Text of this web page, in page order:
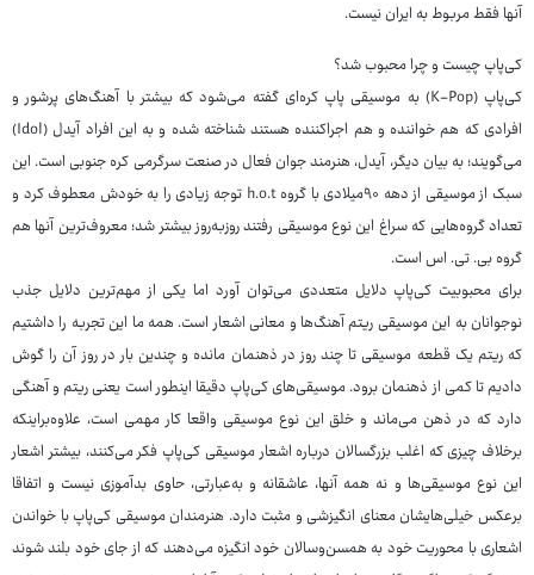
آنها فقط مربوط به ایران نیست.
کی‌پاپ چیست و چرا محبوب شد؟
کی‌پاپ (K-Pop) به موسیقی پاپ کره‌ای گفته می‌شود که بیشتر با آهنگ‌های پرشور و
افرادی که هم خواننده و هم اجراکننده هستند شناخته شده و به این افراد آیدل (Idol)
می‌گویند؛ به بیان دیگر، آیدل، هنرمند جوان فعال در صنعت سرگرمی کره جنوبی است. این
سبک از موسیقی از دهه ۹۰میلادی با گروه h.o.t توجه زیادی را به خودش معطوف کرد و
تعداد گروه‌هایی که سراغ این نوع موسیقی رفتند روزبه‌روز بیشتر شد؛ معروف‌ترین آنها هم
گروه بی. تی. اس است.
برای محبوبیت کی‌پاپ دلایل متعددی می‌توان آورد اما یکی از مهم‌ترین دلایل جذب
نوجوانان به این موسیقی ریتم آهنگ‌ها و معانی اشعار است. همه ما این تجربه را داشتیم
که ریتم یک قطعه موسیقی تا چند روز در ذهنمان مانده و چندین بار در روز آن را گوش
دادیم تا کمی از ذهنمان برود. موسیقی‌های کی‌پاپ دقیقا اینطور است یعنی ریتم و آهنگی
دارد که در ذهن می‌ماند و خلق این نوع موسیقی واقعا کار مهمی است، علاوه‌براینکه
برخلاف چیزی که اغلب بزرگسالان درباره اشعار موسیقی کی‌پاپ فکر می‌کنند، بیشتر اشعار
این نوع موسیقی‌ها و نه همه آنها، عاشقانه و به‌عبارتی، حاوی بدآموزی نیست و اتفاقا
برعکس خیلی‌هایشان معنای انگیزشی و مثبت دارد. هنرمندان موسیقی کی‌پاپ با خواندن
اشعاری با محوریت خود به همسن‌وسالان خود انگیزه می‌دهند که از جای خود بلند شوند